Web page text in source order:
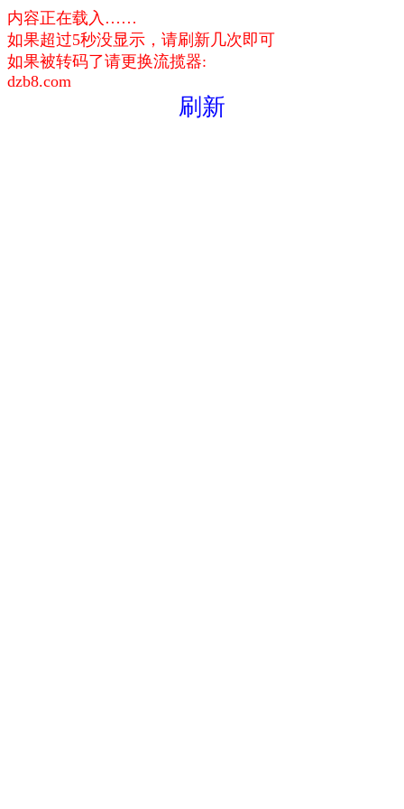
内容正在载入……
如果超过5秒没显示，请刷新几次即可
如果被转码了请更换流揽器:
dzb8.com
刷新